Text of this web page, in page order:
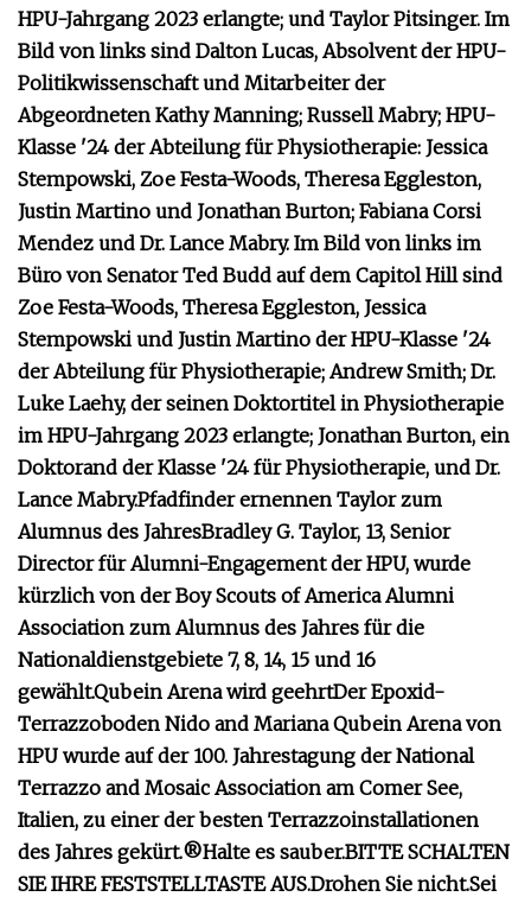
HPU-Jahrgang 2023 erlangte; und Taylor Pitsinger. Im
Bild von links sind Dalton Lucas, Absolvent der HPU-
Politikwissenschaft und Mitarbeiter der
Abgeordneten Kathy Manning; Russell Mabry; HPU-
Klasse '24 der Abteilung für Physiotherapie: Jessica
Stempowski, Zoe Festa-Woods, Theresa Eggleston,
Justin Martino und Jonathan Burton; Fabiana Corsi
Mendez und Dr. Lance Mabry. Im Bild von links im
Büro von Senator Ted Budd auf dem Capitol Hill sind
Zoe Festa-Woods, Theresa Eggleston, Jessica
Stempowski und Justin Martino der HPU-Klasse '24
der Abteilung für Physiotherapie; Andrew Smith; Dr.
Luke Laehy, der seinen Doktortitel in Physiotherapie
im HPU-Jahrgang 2023 erlangte; Jonathan Burton, ein
Doktorand der Klasse '24 für Physiotherapie, und Dr.
Lance Mabry.Pfadfinder ernennen Taylor zum
Alumnus des JahresBradley G. Taylor, 13, Senior
Director für Alumni-Engagement der HPU, wurde
kürzlich von der Boy Scouts of America Alumni
Association zum Alumnus des Jahres für die
Nationaldienstgebiete 7, 8, 14, 15 und 16
gewählt.Qubein Arena wird geehrtDer Epoxid-
Terrazzoboden Nido and Mariana Qubein Arena von
HPU wurde auf der 100. Jahrestagung der National
Terrazzo and Mosaic Association am Comer See,
Italien, zu einer der besten Terrazzoinstallationen
des Jahres gekürt.®Halte es sauber.BITTE SCHALTEN
SIE IHRE FESTSTELLTASTE AUS.Drohen Sie nicht.Sei